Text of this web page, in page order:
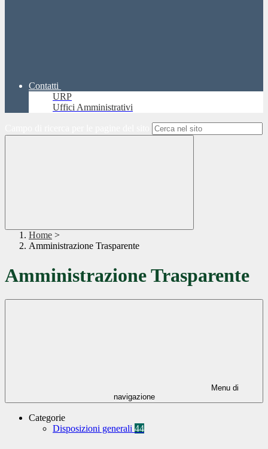
Contatti
URP
Uffici Amministrativi
Home >
Amministrazione Trasparente
Amministrazione Trasparente
Menu di
navigazione
Categorie
Disposizioni generali 44